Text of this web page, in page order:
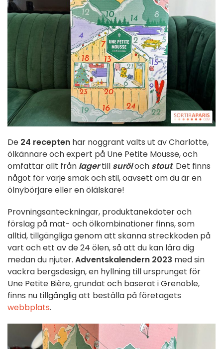
De 24 recepten har noggrant valts ut av Charlotte,
ölkännare och expert på Une Petite Mousse, och
omfattar allt från lagertill suröloch stout. Det finns
något för varje smak och stil, oavsett om du är en
ölnybörjare eller en ölälskare!
Provningsanteckningar, produktanekdoter och
förslag på mat- och ölkombinationer finns, som
alltid, tillgängliga genom att skanna streckkoden på
vart och ett av de 24 ölen, så att du kan lära dig
medan du njuter. Adventskalendern 2023 med sin
vackra bergsdesign, en hyllning till ursprunget för
Une Petite Bière, grundat och baserat i Grenoble,
finns nu tillgänglig att beställa på företagets
webbplats.